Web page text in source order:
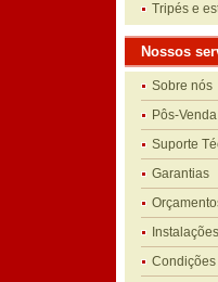
Tripés e
Nossos
Sobre nós
Pôs-Venda
Suporte
Garantias
Instalações